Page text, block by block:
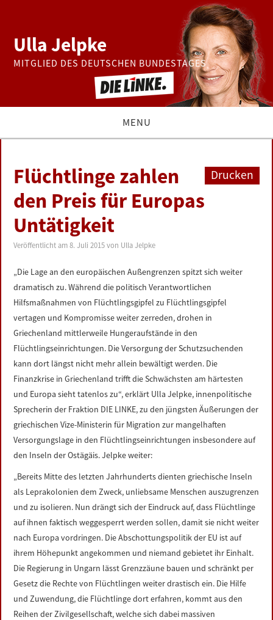
Ulla Jelpke
MITGLIED DES DEUTSCHEN BUNDESTAGES
MENU
BUNDESTAG
PRESSE
ZUR PERSON
LINKS
DATENSCHUTZERKLÄRUNG
IMPRESSUM
Drucken
Flüchtlinge zahlen
den Preis für Europas
Untätigkeit
Veröffentlicht am8. Juli 2015 von Ulla Jelpke
„Die Lage an den europäischen Außengrenzen spitzt sich weiter
dramatisch zu. Während die politisch Verantwortlichen
Hilfsmaßnahmen von Flüchtlingsgipfel zu Flüchtlingsgipfel
vertagen und Kompromisse weiter zerreden, drohen in
Griechenland mittlerweile Hungeraufstände in den
Flüchtlingseinrichtungen. Die Versorgung der Schutzsuchenden
kann dort längst nicht mehr allein bewältigt werden. Die
Finanzkrise in Griechenland trifft die Schwächsten am härtesten
und Europa sieht tatenlos zu“, erklärt Ulla Jelpke, innenpolitische
Sprecherin der Fraktion DIE LINKE, zu den jüngsten Äußerungen der
griechischen Vize-Ministerin für Migration zur mangelhaften
Versorgungslage in den Flüchtlingseinrichtungen insbesondere auf
den Inseln der Ostägäis. Jelpke weiter:
„Bereits Mitte des letzten Jahrhunderts dienten griechische Inseln
als Leprakolonien dem Zweck, unliebsame Menschen auszugrenzen
und zu isolieren. Nun drängt sich der Eindruck auf, dass Flüchtlinge
auf ihnen faktisch weggesperrt werden sollen, damit sie nicht weiter
nach Europa vordringen. Die Abschottungspolitik der EU ist auf
ihrem Höhepunkt angekommen und niemand gebietet ihr Einhalt.
Die Regierung in Ungarn lässt Grenzzäune bauen und schränkt per
Gesetz die Rechte von Flüchtlingen weiter drastisch ein. Die Hilfe
und Zuwendung, die Flüchtlinge dort erfahren, kommt aus den
Reihen der Zivilgesellschaft, welche sich dabei massiven